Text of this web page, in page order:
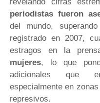
revelando cifras
periodistas fueron
del mundo,
registrado en 2007,
estragos en la
mujeres, lo que
adicionales que
especialmente en
represivos.